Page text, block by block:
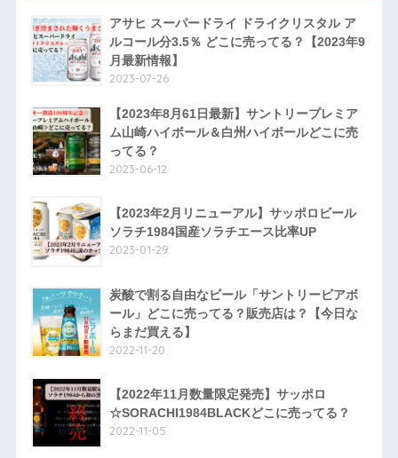
アサヒ スーパードライ ドライクリスタル ア
ルコール分3.5％ どこに売ってる？【2023年9
月最新情報】
2023-07-26
【2023年8月61日最新】サントリープレミア
ム山崎ハイボール＆白州ハイボールどこに売
ってる？
2023-06-12
【2023年2月リニューアル】サッポロビール
ソラチ1984国産ソラチエース比率UP
2023-01-29
炭酸で割る自由なビール「サントリービアボ
ール」どこに売ってる？販売店は？【今日な
らまだ買える】
2022-11-20
【2022年11月数量限定発売】サッポロ
☆SORACHI1984BLACKどこに売ってる？
2022-11-05